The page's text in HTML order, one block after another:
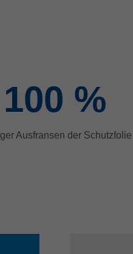
100 %
Ausfransen der Schutzfolie